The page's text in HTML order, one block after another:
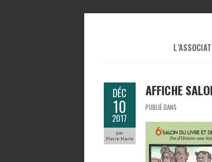
DÉC
10
2017
par
Pierre Marie
AFFICHE
PUBLIÉ DANS